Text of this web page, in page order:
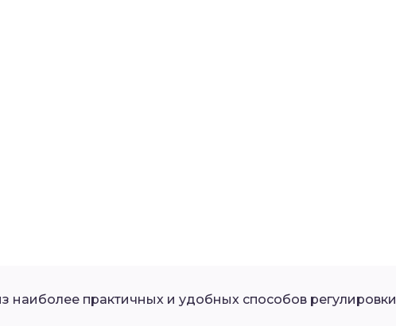
наиболее практичных и удобных способов регулировки